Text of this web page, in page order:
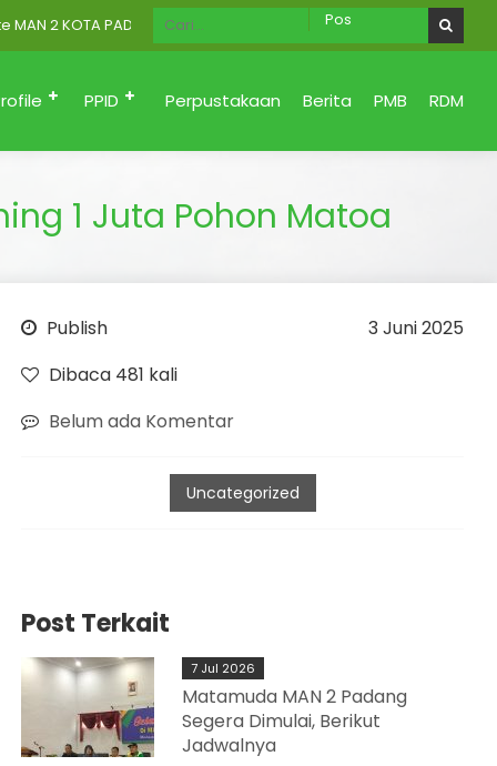
KOTA PADANG Menuju Zona Integritas (Bersih dari korupsi, Santun
PPID Perpustakaan Berita PMB RDM
1 Juta Pohon Matoa
Publish
3 Juni 2025
Dibaca 481 kali
Belum ada Komentar
Uncategorized
Post Terkait
7 Jul 2026
Matamuda MAN 2 Padang
Segera Dimulai, Berikut
Jadwalnya